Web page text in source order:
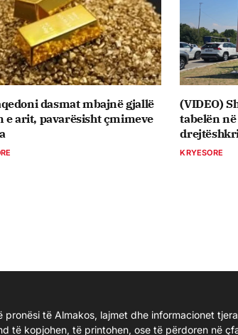
dasmat mbajnë gjallë
e arit, pavarësisht çmimeve
(VIDEO)
tabelën
KRYESORE
pronësi të Almakos, lajmet dhe informacionet
të kopjohen, të printohen, ose të përdoren në